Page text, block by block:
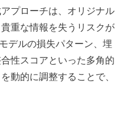
プローチは、オリジナル
重な情報を失うリスクが
デルの損失パターン、埋
性スコアといった多角的
動的に調整することで、